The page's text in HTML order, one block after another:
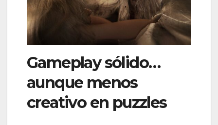
Gameplay sólido…
aunque menos
creativo en puzzles